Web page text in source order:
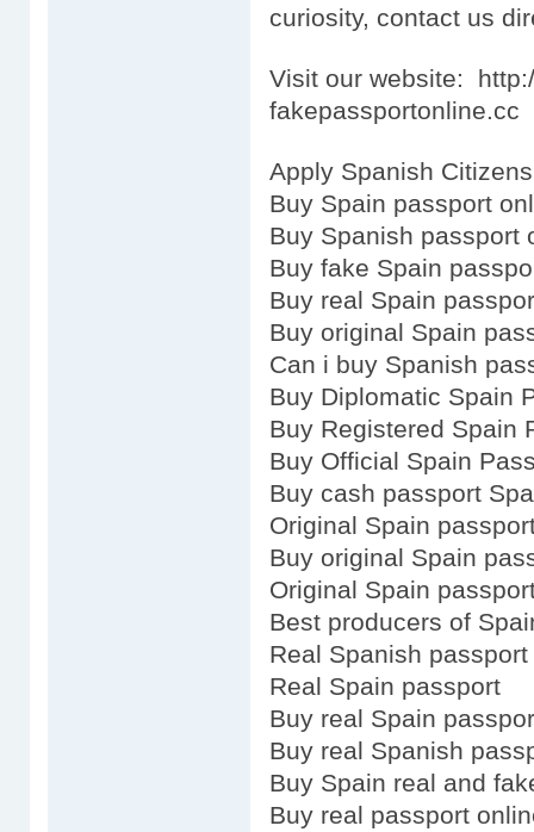
curiosity, contact us
Visit our website:
fakepassportonline.cc
Apply Spanish
Buy Spain passport
Buy Spanish passport
Buy fake Spain
Buy real Spain
Buy original Spain
Can i buy Spanish
Buy Diplomatic Spain
Buy Registered Spain
Buy Official Spain
Buy cash passport
Original Spain
Buy original Spain
Original Spain
Best producers of
Real Spanish
Real Spain passport
Buy real Spain
Buy real Spanish
Buy Spain real and
Buy real passport